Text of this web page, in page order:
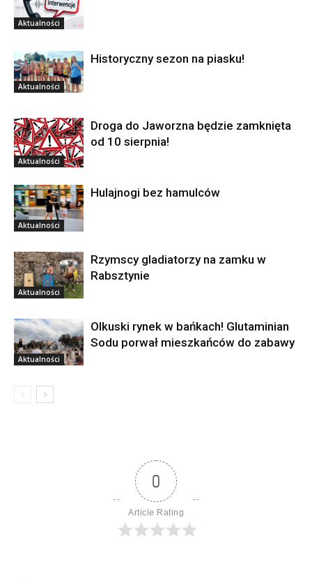
Aktualności
Aktualności
Historyczny sezon na piasku!
Aktualności
Droga do Jaworzna będzie zamknięta
od 10 sierpnia!
Aktualności
Hulajnogi bez hamulców
Aktualności
Rzymscy gladiatorzy na zamku w
Rabsztynie
Aktualności
Olkuski rynek w bańkach! Glutaminian
Sodu porwał mieszkańców do zabawy
0
Article Rating